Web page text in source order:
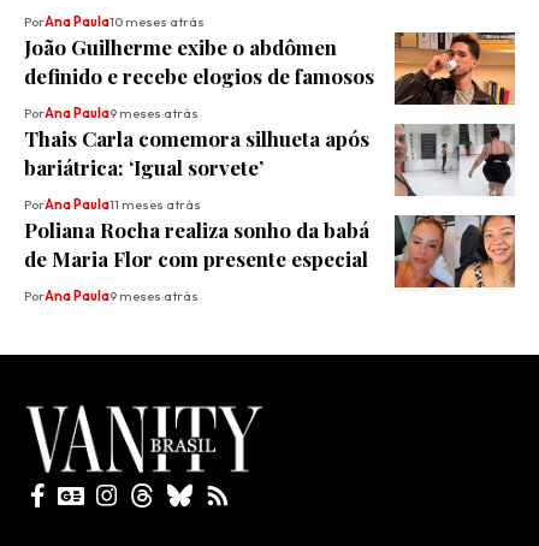
PorAna Paula10 meses atrás
João Guilherme exibe o abdômen
definido e recebe elogios de famosos
PorAna Paula9 meses atrás
Thais Carla comemora silhueta após
bariátrica: ‘Igual sorvete’
PorAna Paula11 meses atrás
Poliana Rocha realiza sonho da babá
de Maria Flor com presente especial
PorAna Paula9 meses atrás